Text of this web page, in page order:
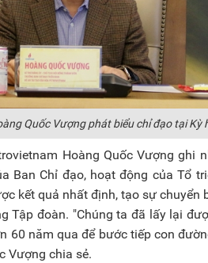
Quốc Vượng phát biểu chỉ đạo tại Kỳ
Hoàng Quốc Vượng ghi
Ban Chỉ đạo, hoạt động của Tổ
kết quả nhất định, tạo sự chuyển
Tập đoàn. "Chúng ta đã lấy lại
60 năm qua để bước tiếp con
Vượng chia sẻ.